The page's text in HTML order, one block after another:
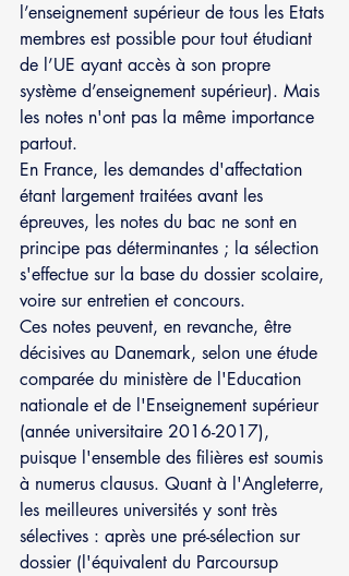
l’enseignement supérieur de tous les Etats
membres est possible pour tout étudiant
de l’UE ayant accès à son propre
système d’enseignement supérieur). Mais
les notes n'ont pas la même importance
partout.
En France, les demandes d'affectation
étant largement traitées avant les
épreuves, les notes du bac ne sont en
principe pas déterminantes ; la sélection
s'effectue sur la base du dossier scolaire,
voire sur entretien et concours.
Ces notes peuvent, en revanche, être
décisives au Danemark, selon une étude
comparée du ministère de l'Education
nationale et de l'Enseignement supérieur
(année universitaire 2016-2017),
puisque l'ensemble des filières est soumis
à numerus clausus. Quant à l'Angleterre,
les meilleures universités y sont très
sélectives : après une pré-sélection sur
dossier (l'équivalent du Parcoursup